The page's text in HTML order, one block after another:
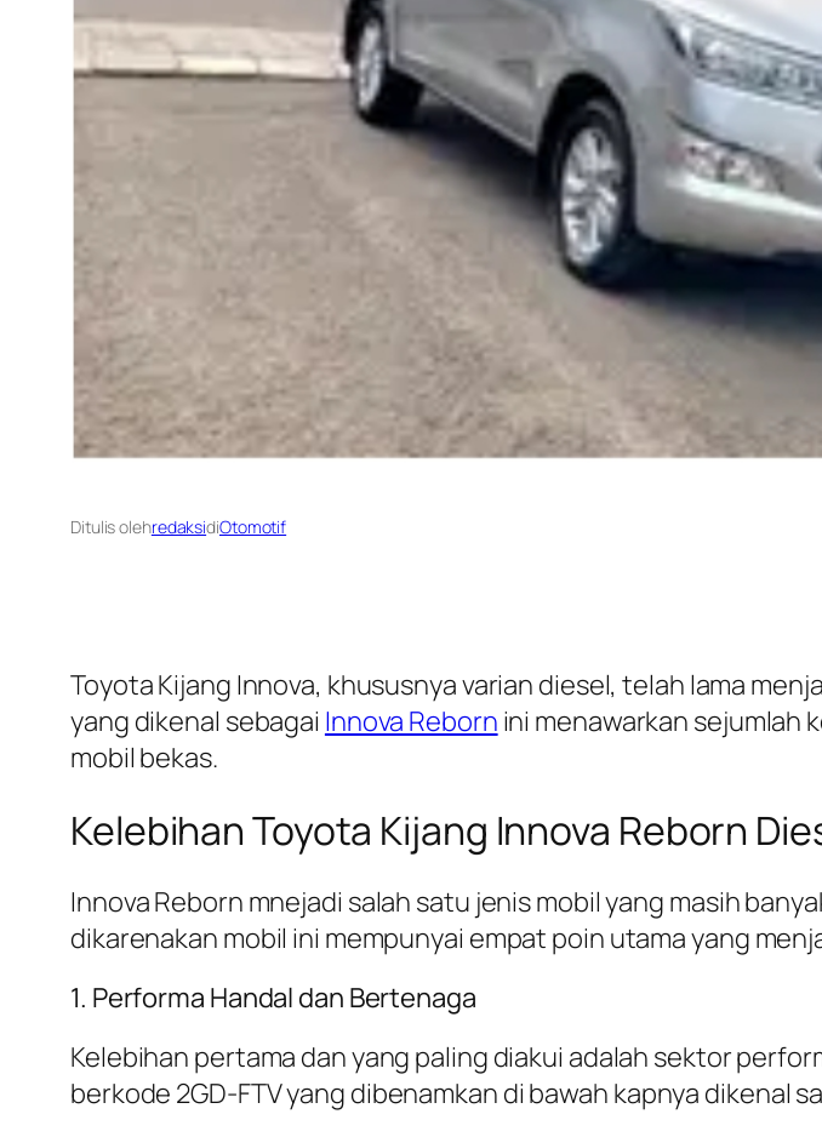
Ditulis olehredaksidiOtomotif
Toyota Kijang Innova, khususnya varian diesel, telah lama
yang dikenal sebagai Innova Reborn ini menawarkan sejumlah
mobil bekas.
Kelebihan Toyota Kijang Innova Reborn
Innova Reborn mnejadi salah satu jenis mobil yang masih
dikarenakan mobil ini mempunyai empat poin utama yang
1. Performa Handal dan Bertenaga
Kelebihan pertama dan yang paling diakui adalah sektor
berkode 2GD-FTV yang dibenamkan di bawah kapnya